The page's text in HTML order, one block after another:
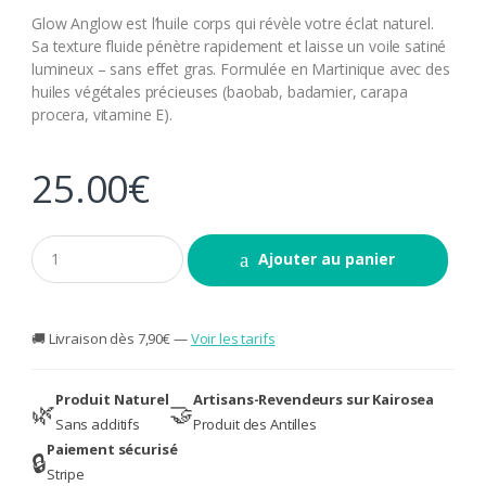
Glow Anglow est l’huile corps qui révèle votre éclat naturel.
Sa texture fluide pénètre rapidement et laisse un voile satiné
lumineux – sans effet gras. Formulée en Martinique avec des
huiles végétales précieuses (baobab, badamier, carapa
procera, vitamine E).
25.00€
Q
u
a
i
Ajouter au panier
🚚 Livraison dès 7,90€ —Voir les tarifs
🌿Produit Naturel
Sans additifs
🤝Artisans-Revendeurs sur Kairosea
Produit des Antilles
🔒Paiement sécurisé
Stripe